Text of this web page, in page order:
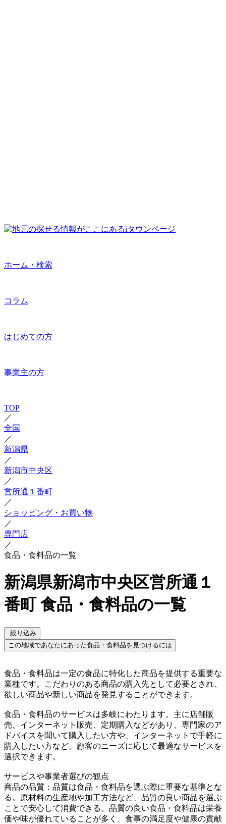
ホーム・検索
コラム
はじめての方
事業主の方
TOP
／
全国
／
新潟県
／
新潟市中央区
／
営所通１番町
／
ショッピング・お買い物
／
専門店
／
食品・食料品の一覧
新潟県新潟市中央区営所通１
番町 食品・食料品の一覧
絞り込み
この地域であなたにあった食品・食料品を見つけるには
食品・食料品は一定の食品に特化した商品を提供する重要な
業種です。こだわりのある商品の購入先として必要とされ、
欲しい商品や新しい商品を発見することができます。
食品・食料品のサービスは多岐にわたります。主に店舗販
売、インターネット販売、定期購入などがあり、専門家のア
ドバイスを聞いて購入したい方や、インターネットで手軽に
購入したい方など、顧客のニーズに応じて最適なサービスを
選択できます。
サービスや事業者選びの観点
商品の品質：品質は食品・食料品を選ぶ際に重要な基準とな
る。原材料の生産地や加工方法など、品質の良い商品を選ぶ
ことで安心して消費できる。品質の良い食品・食料品は栄養
価や味が優れていることが多く、食事の満足度や健康の貢献